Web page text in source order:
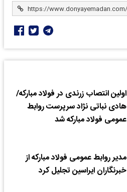
اولین انتصاب زرندی در فولاد مبارکه/
هادی نباتی نژاد سرپرست روابط
عمومی فولاد مبارکه شد
مدیر روابط عمومی فولاد مبارکه از
خبرنگاران ایراسین تجلیل کرد